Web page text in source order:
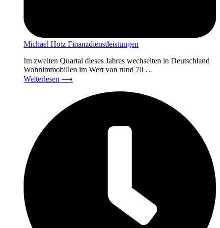
Michael Hotz Finanzdienstleistungen
Im zweiten Quartal dieses Jahres wechselten in Deutschland
Wohnimmobilien im Wert von rund 70 …
Weiterlesen ⟶